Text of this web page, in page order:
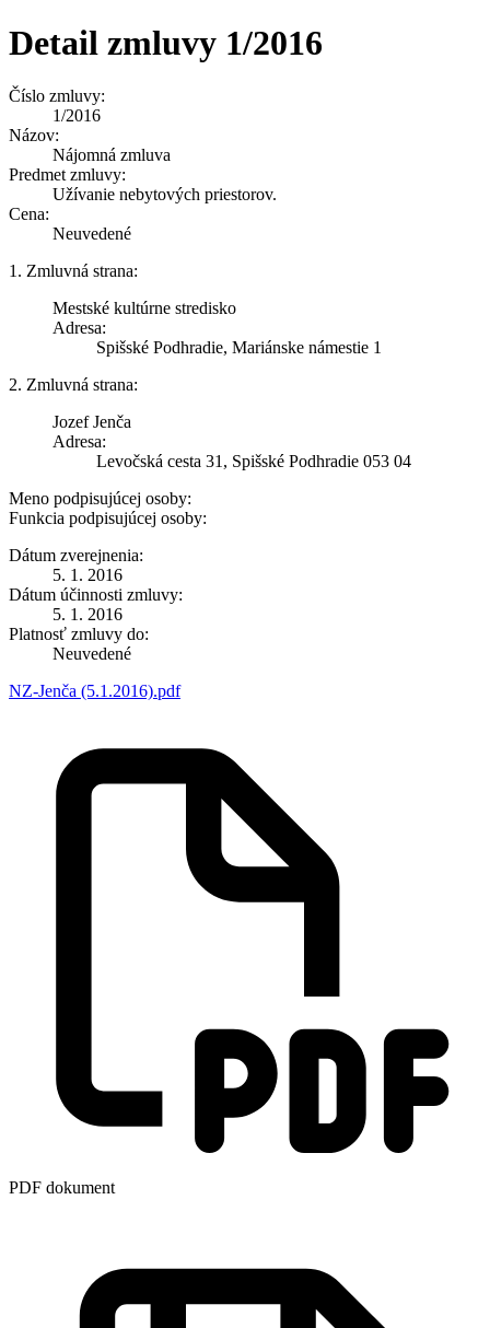
Detail zmluvy 1/2016
Číslo zmluvy:
1/2016
Názov:
Nájomná zmluva
Predmet zmluvy:
Užívanie nebytových priestorov.
Cena:
Neuvedené
1. Zmluvná strana:
Mestské kultúrne stredisko
Adresa:
Spišské Podhradie, Mariánske námestie 1
2. Zmluvná strana:
Jozef Jenča
Adresa:
Levočská cesta 31, Spišské Podhradie 053 04
Meno podpisujúcej osoby:
Funkcia podpisujúcej osoby:
Dátum zverejnenia:
5. 1. 2016
Dátum účinnosti zmluvy:
5. 1. 2016
Platnosť zmluvy do:
Neuvedené
NZ-Jenča (5.1.2016).pdf
PDF dokument